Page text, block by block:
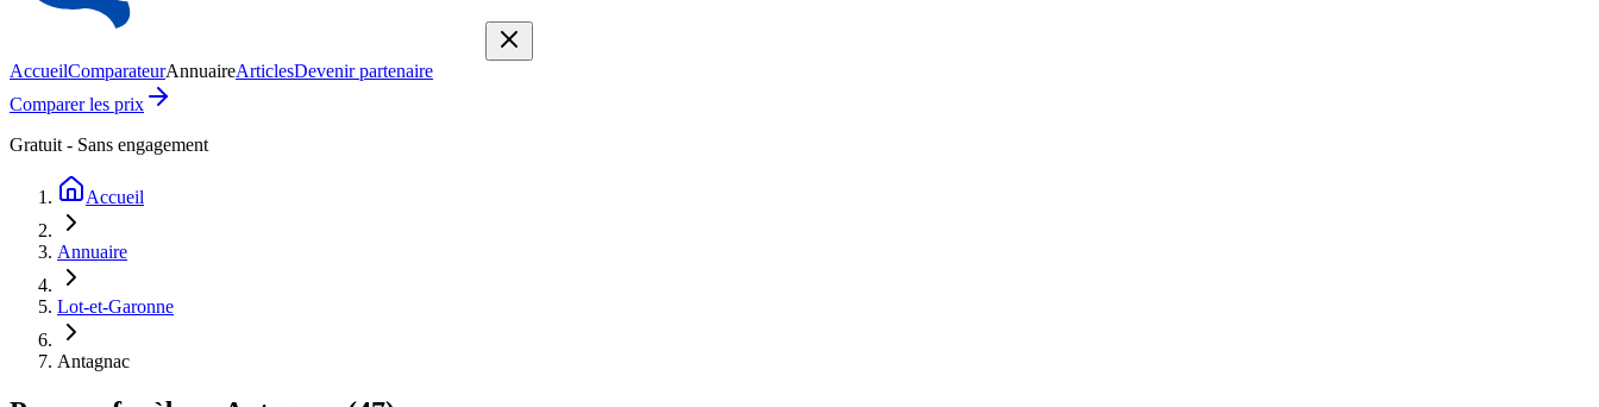
AccueilComparateurAnnuaireArticlesDevenir partenaire
Comparer les prix
Gratuit - Sans engagement
Accueil
Annuaire
Lot-et-Garonne
Antagnac